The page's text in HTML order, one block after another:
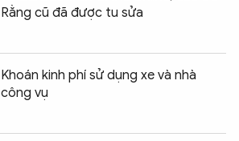
Rằng cũ đã được tu sửa
Khoán kinh phí sử dụng xe và nhà
công vụ